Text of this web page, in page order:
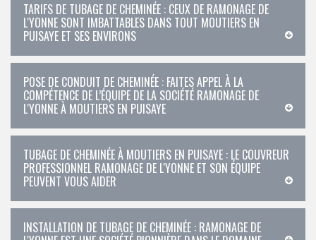
TARIFS DE TUBAGE DE CHEMINÉE : CEUX DE RAMONAGE DE
L'YONNE SONT IMBATTABLES DANS TOUT MOUTIERS EN
PUISAYE ET SES ENVIRONS
POSE DE CONDUIT DE CHEMINÉE : FAITES APPEL À LA
COMPÉTENCE DE L’ÉQUIPE DE LA SOCIÉTÉ RAMONAGE DE
L'YONNE À MOUTIERS EN PUISAYE
TUBAGE DE CHEMINÉE À MOUTIERS EN PUISAYE : LE COUVREUR
PROFESSIONNEL RAMONAGE DE L'YONNE ET SON ÉQUIPE
PEUVENT VOUS AIDER
INSTALLATION DE TUBAGE DE CHEMINÉE : RAMONAGE DE